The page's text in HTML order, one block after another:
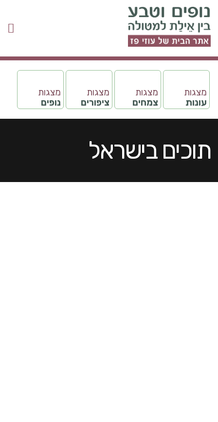
מצגות
עונות
מצגות
צמחים
מצגות
ציפורים
מצגות
נופים
תוכים בישראל